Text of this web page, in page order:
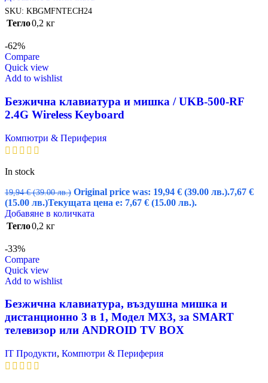
SKU: KBGMFNTECH24
Тегло0,2 кг
-62%
Compare
Quick view
Add to wishlist
Безжична клавиатура и мишка / UKB-500-RF
2.4G Wireless Keyboard
Компютри & Периферия
In stock
19,94€ (39.00 лв.) Original price was: 19,94 € (39.00 лв.).7,67 €
(15.00 лв.)Текущата цена е: 7,67 € (15.00 лв.).
Добавяне в количката
Тегло0,2 кг
-33%
Compare
Quick view
Add to wishlist
Безжична клавиатура, въздушна мишка и
дистанционно 3 в 1, Модел MX3, за SMART
телевизор или ANDROID TV BOX
IT Продукти, Компютри & Периферия